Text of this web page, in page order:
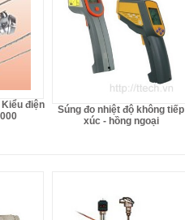
điện
Súng đo nhiệt độ không tiếp
xúc - hồng ngoại